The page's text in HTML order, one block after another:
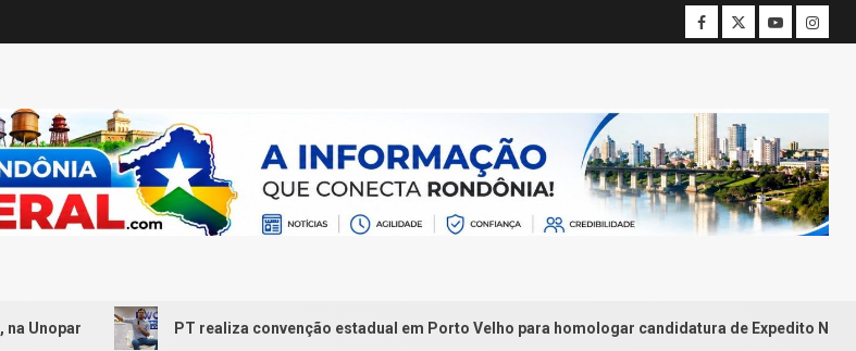
PT realiza convenção estadual em Porto Velho para homologar candidatura de Expedito Netto ao